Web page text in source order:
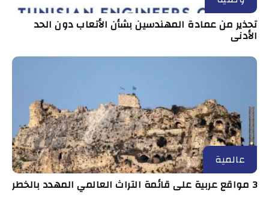
تحذير من عمادة المهندسين بشأن الأتعاب دون الحد
الأدنى
عالمية
3 مواقع عربية على قائمة التراث العالمي المهدد بالخطر